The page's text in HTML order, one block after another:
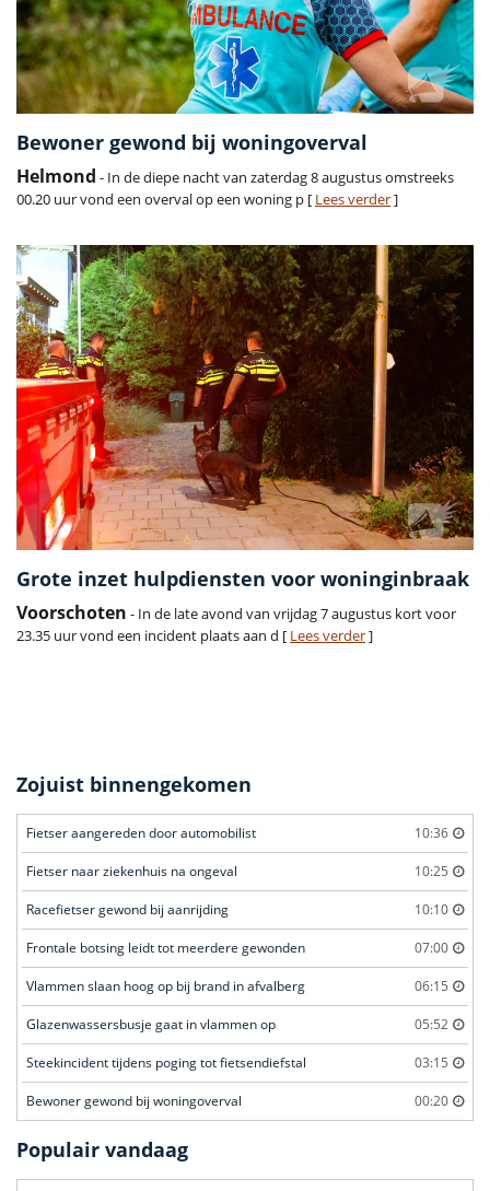
Bewoner gewond bij woningoverval
Helmond - In de diepe nacht van zaterdag 8 augustus omstreeks
00.20 uur vond een overval op een woning p [ Lees verder]
Grote inzet hulpdiensten voor woninginbraak
Voorschoten - In de late avond van vrijdag 7 augustus kort voor
23.35 uur vond een incident plaats aan d [ Lees verder]
Zojuist binnengekomen
Fietser aangereden door automobilist 10:36
Fietser naar ziekenhuis na ongeval 10:25
Racefietser gewond bij aanrijding 10:10
Frontale botsing leidt tot meerdere gewonden 07:00
Vlammen slaan hoog op bij brand in afvalberg 06:15
Glazenwassersbusje gaat in vlammen op 05:52
Steekincident tijdens poging tot fietsendiefstal 03:15
Bewoner gewond bij woningoverval 00:20
Populair vandaag